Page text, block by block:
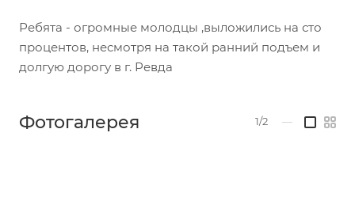
Ребята - огромные молодцы ,выложились на сто
процентов, несмотря на такой ранний подъем и
долгую дорогу в г. Ревда
Фотогалерея 1/2 —